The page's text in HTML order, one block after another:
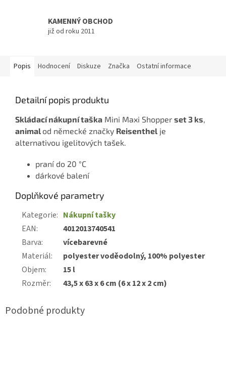
KAMENNÝ OBCHOD
již od roku 2011
Popis Hodnocení Diskuze Značka Ostatní informace
Detailní popis produktu
Skládací nákupní taška Mini Maxi Shopper set 3 ks
animal od německé značky Reisenthel je
alternativou igelitových tašek.
praní do 20 °C
dárkové balení
Doplňkové parametry
Kategorie: Nákupní tašky
EAN:
4012013740541
Barva:
vícebarevné
Materiál:
polyester voděodolný, 100% polyester
Objem:
15 l
Rozměr: 43,5 x 63 x 6 cm (6 x 12 x 2 cm)